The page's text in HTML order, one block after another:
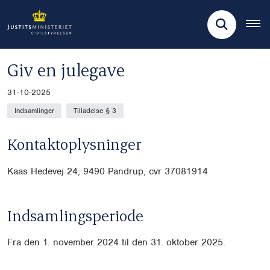
Giv en julegave
31-10-2025
Indsamlinger Tilladelse § 3
Kontaktoplysninger
Kaas Hedevej 24, 9490 Pandrup, cvr 37081914
Indsamlingsperiode
Fra den 1. november 2024 til den 31. oktober 2025.